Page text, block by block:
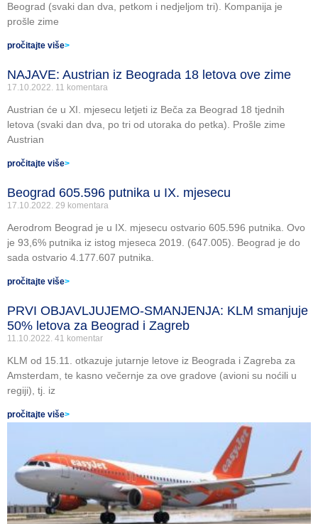
Beograd (svaki dan dva, petkom i nedjeljom tri). Kompanija je
prošle zime
pročitajte više>
NAJAVE: Austrian iz Beograda 18 letova ove zime
17.10.2022. 11 komentara
Austrian će u XI. mjesecu letjeti iz Beča za Beograd 18 tjednih
letova (svaki dan dva, po tri od utoraka do petka). Prošle zime
Austrian
pročitajte više>
Beograd 605.596 putnika u IX. mjesecu
17.10.2022. 29 komentara
Aerodrom Beograd je u IX. mjesecu ostvario 605.596 putnika. Ovo
je 93,6% putnika iz istog mjeseca 2019. (647.005). Beograd je do
sada ostvario 4.177.607 putnika.
pročitajte više>
PRVI OBJAVLJUJEMO-SMANJENJA: KLM smanjuje
50% letova za Beograd i Zagreb
11.10.2022. 41 komentar
KLM od 15.11. otkazuje jutarnje letove iz Beograda i Zagreba za
Amsterdam, te kasno večernje za ove gradove (avioni su noćili u
regiji), tj. iz
pročitajte više>